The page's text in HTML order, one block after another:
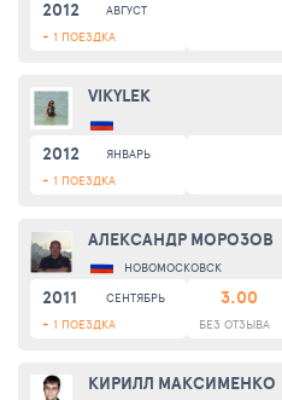
2012
АВГУСТ
+ 1 ПОЕЗДКА
VIKYLEK
2012
ЯНВАРЬ
+ 1 ПОЕЗДКА
АЛЕКСАНДР МОРОЗОВ
НОВОМОСКОВСК
2011
СЕНТЯБРЬ
+ 1 ПОЕЗДКА
3.00
БЕЗ ОТЗЫВА
КИРИЛЛ МАКСИМЕНКО